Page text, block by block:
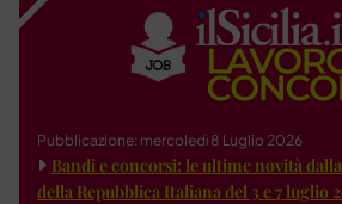
Pubblicazione: mercoledì 8 Luglio 2026
Bandi e concorsi: le ultime novità
della Repubblica Italiana del 3 e 7 luglio